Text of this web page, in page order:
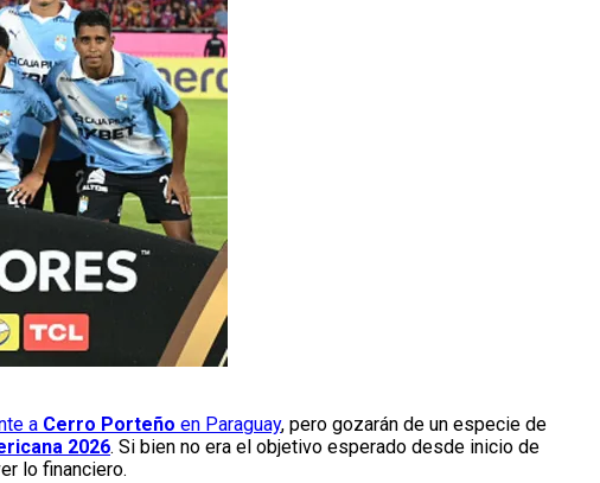
a Cerro Porteño en Paraguay, pero gozarán de un especie de
2026. Si bien no era el objetivo esperado desde inicio de
lo financiero.